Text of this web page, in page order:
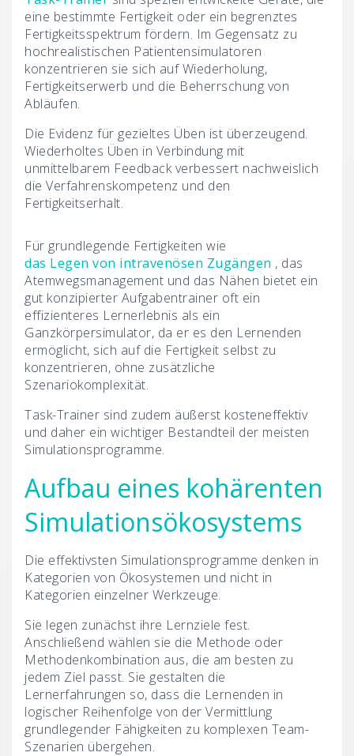
eine bestimmte Fertigkeit oder ein begrenztes
Fertigkeitsspektrum fördern. Im Gegensatz zu
hochrealistischen Patientensimulatoren
konzentrieren sie sich auf Wiederholung,
Fertigkeitserwerb und die Beherrschung von
Abläufen.
Die Evidenz für gezieltes Üben ist überzeugend.
Wiederholtes Üben in Verbindung mit
unmittelbarem Feedback verbessert nachweislich
die Verfahrenskompetenz und den
Fertigkeitserhalt.
Für grundlegende Fertigkeiten wie
das Legen von intravenösen Zugängen , das
Atemwegsmanagement und das Nähen bietet ein
gut konzipierter Aufgabentrainer oft ein
effizienteres Lernerlebnis als ein
Ganzkörpersimulator, da er es den Lernenden
ermöglicht, sich auf die Fertigkeit selbst zu
konzentrieren, ohne zusätzliche
Szenariokomplexität.
Task-Trainer sind zudem äußerst kosteneffektiv
und daher ein wichtiger Bestandteil der meisten
Simulationsprogramme.
Aufbau eines kohärenten
Simulationsökosystems
Die effektivsten Simulationsprogramme denken in
Kategorien von Ökosystemen und nicht in
Kategorien einzelner Werkzeuge.
Sie legen zunächst ihre Lernziele fest.
Anschließend wählen sie die Methode oder
Methodenkombination aus, die am besten zu
jedem Ziel passt. Sie gestalten die
Lernerfahrungen so, dass die Lernenden in
logischer Reihenfolge von der Vermittlung
grundlegender Fähigkeiten zu komplexen Team-
Szenarien übergehen.